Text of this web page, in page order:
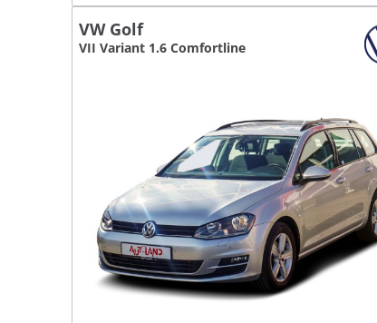
VW Golf
VII Variant 1.6 Comfortline